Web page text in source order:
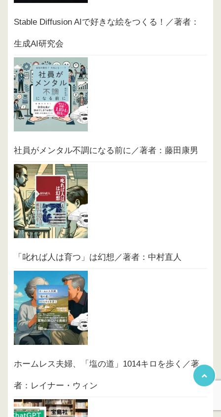
Stable Diffusion AIで好きな絵をつくる！／著者：
生成AI研究会
社員がメンタル不調になる前に／著者：藤田康男
「叱れば人は育つ」は幻想／著者：中村直人
ホームレス夫婦、「塩の道」1014キロを歩く／著
者：レイナー・ウィン